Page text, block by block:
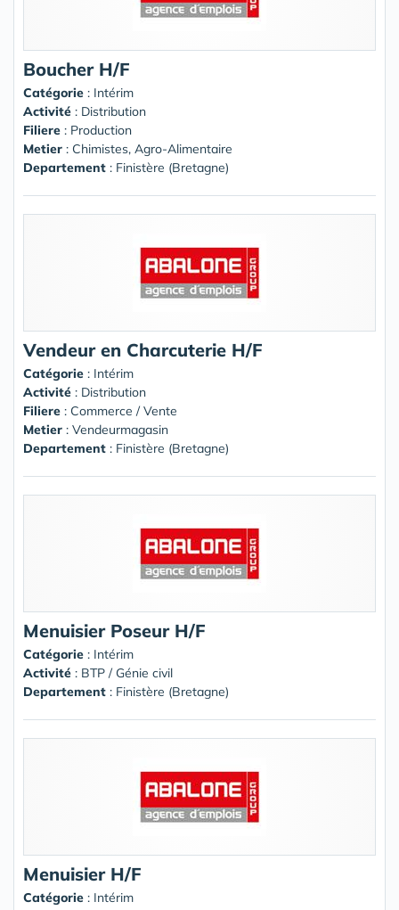
Boucher H/F
Catégorie : Intérim
Activité : Distribution
Filiere : Production
Metier : Chimistes, Agro-Alimentaire
Departement : Finistère (Bretagne)
Vendeur en Charcuterie H/F
Catégorie : Intérim
Activité : Distribution
Filiere : Commerce / Vente
Metier : Vendeurmagasin
Departement : Finistère (Bretagne)
Menuisier Poseur H/F
Catégorie : Intérim
Activité : BTP / Génie civil
Departement : Finistère (Bretagne)
Menuisier H/F
Catégorie : Intérim